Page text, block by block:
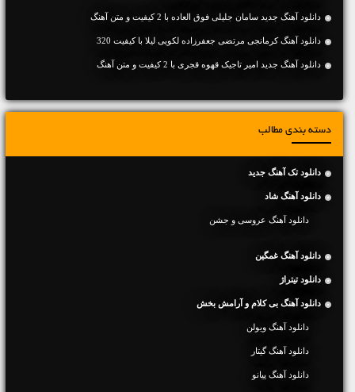
دانلود آهنگ جديد سامان جلیلی فوق العاده با 2 کیفیت و متن آهنگ
دانلود آهنگ کرمانجی مرتضی جعفرزاده لکویی لیلا با کیفیت 320
دانلود آهنگ جديد امیر تاجیک قهوه قجری با 2 کیفیت و متن آهنگ
دسته بندی مطالب
دانلود تک آهنگ جدید
دانلود آهنگ شاد
دانلود آهنگ عروسی و جشن
دانلود آهنگ غمگین
دانلود تیتراژ
دانلود آهنگ بی کلام و آرامش بخش
دانلود آهنگ ویولن
دانلود آهنگ گیتار
دانلود آهنگ پیانو